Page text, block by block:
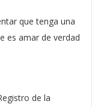
que tenga una
es amar de verdad
de la